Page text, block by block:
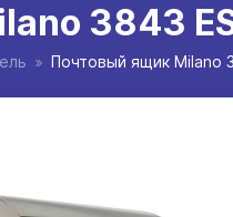
3843
Почтовый ящик Milano